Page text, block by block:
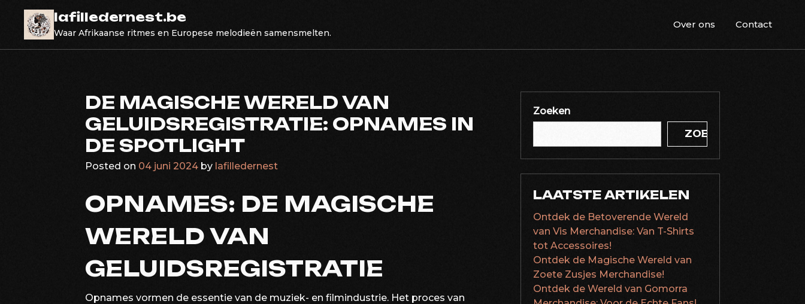
content
lafilledernest.be
Waar Afrikaanse ritmes en Europese melodieën samensmelten.
Over ons Contact
DE MAGISCHE WERELD VAN
GELUIDSREGISTRATIE: OPNAMES IN
DE SPOTLIGHT
Posted on 04 juni 2024 by lafilledernest
OPNAMES: DE MAGISCHE
WERELD VAN
GELUIDSREGISTRATIE
Opnames vormen de essentie van de muziek- en filmindustrie. Het proces van
Zoeken
ZOEKEN
LAATSTE ARTIKELEN
Ontdek de Betoverende Wereld
van Vis Merchandise: Van T-Shirts
tot Accessoires!
Ontdek de Magische Wereld van
Zoete Zusjes Merchandise!
Ontdek de Wereld van Gomorra